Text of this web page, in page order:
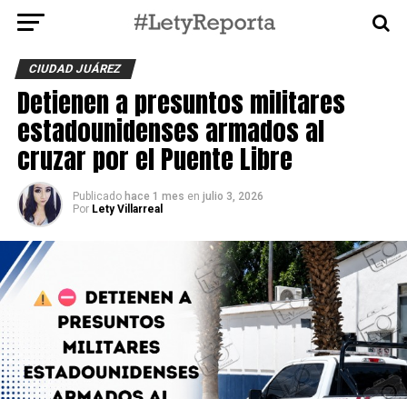
CIUDAD JUÁREZ
Detienen a presuntos militares
estadounidenses armados al
cruzar por el Puente Libre
Publicado hace 1 mes en julio 3, 2026
Por Lety Villarreal